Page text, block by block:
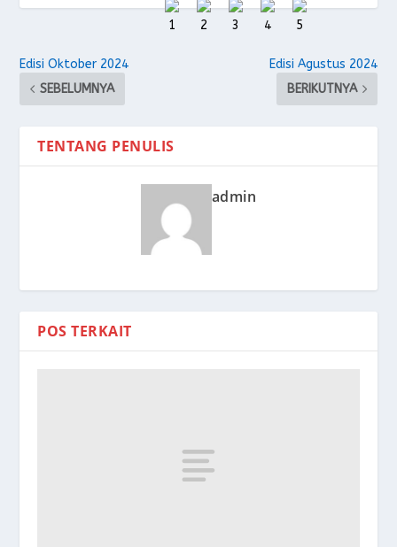
Edisi Oktober 2024
SEBELUMNYA
Edisi Agustus 2024
BERIKUTNYA
TENTANG PENULIS
admin
POS TERKAIT